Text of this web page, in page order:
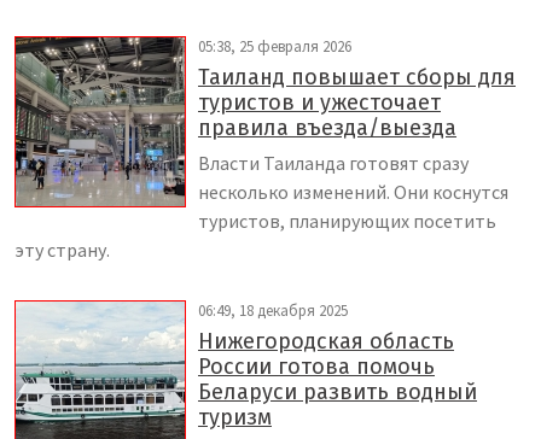
05:38, 25 февраля 2026
Таиланд повышает сборы для
туристов и ужесточает
правила въезда/выезда
Власти Таиланда готовят сразу
несколько изменений. Они коснутся
туристов, планирующих посетить
эту страну.
06:49, 18 декабря 2025
Нижегородская область
России готова помочь
Беларуси развить водный
туризм